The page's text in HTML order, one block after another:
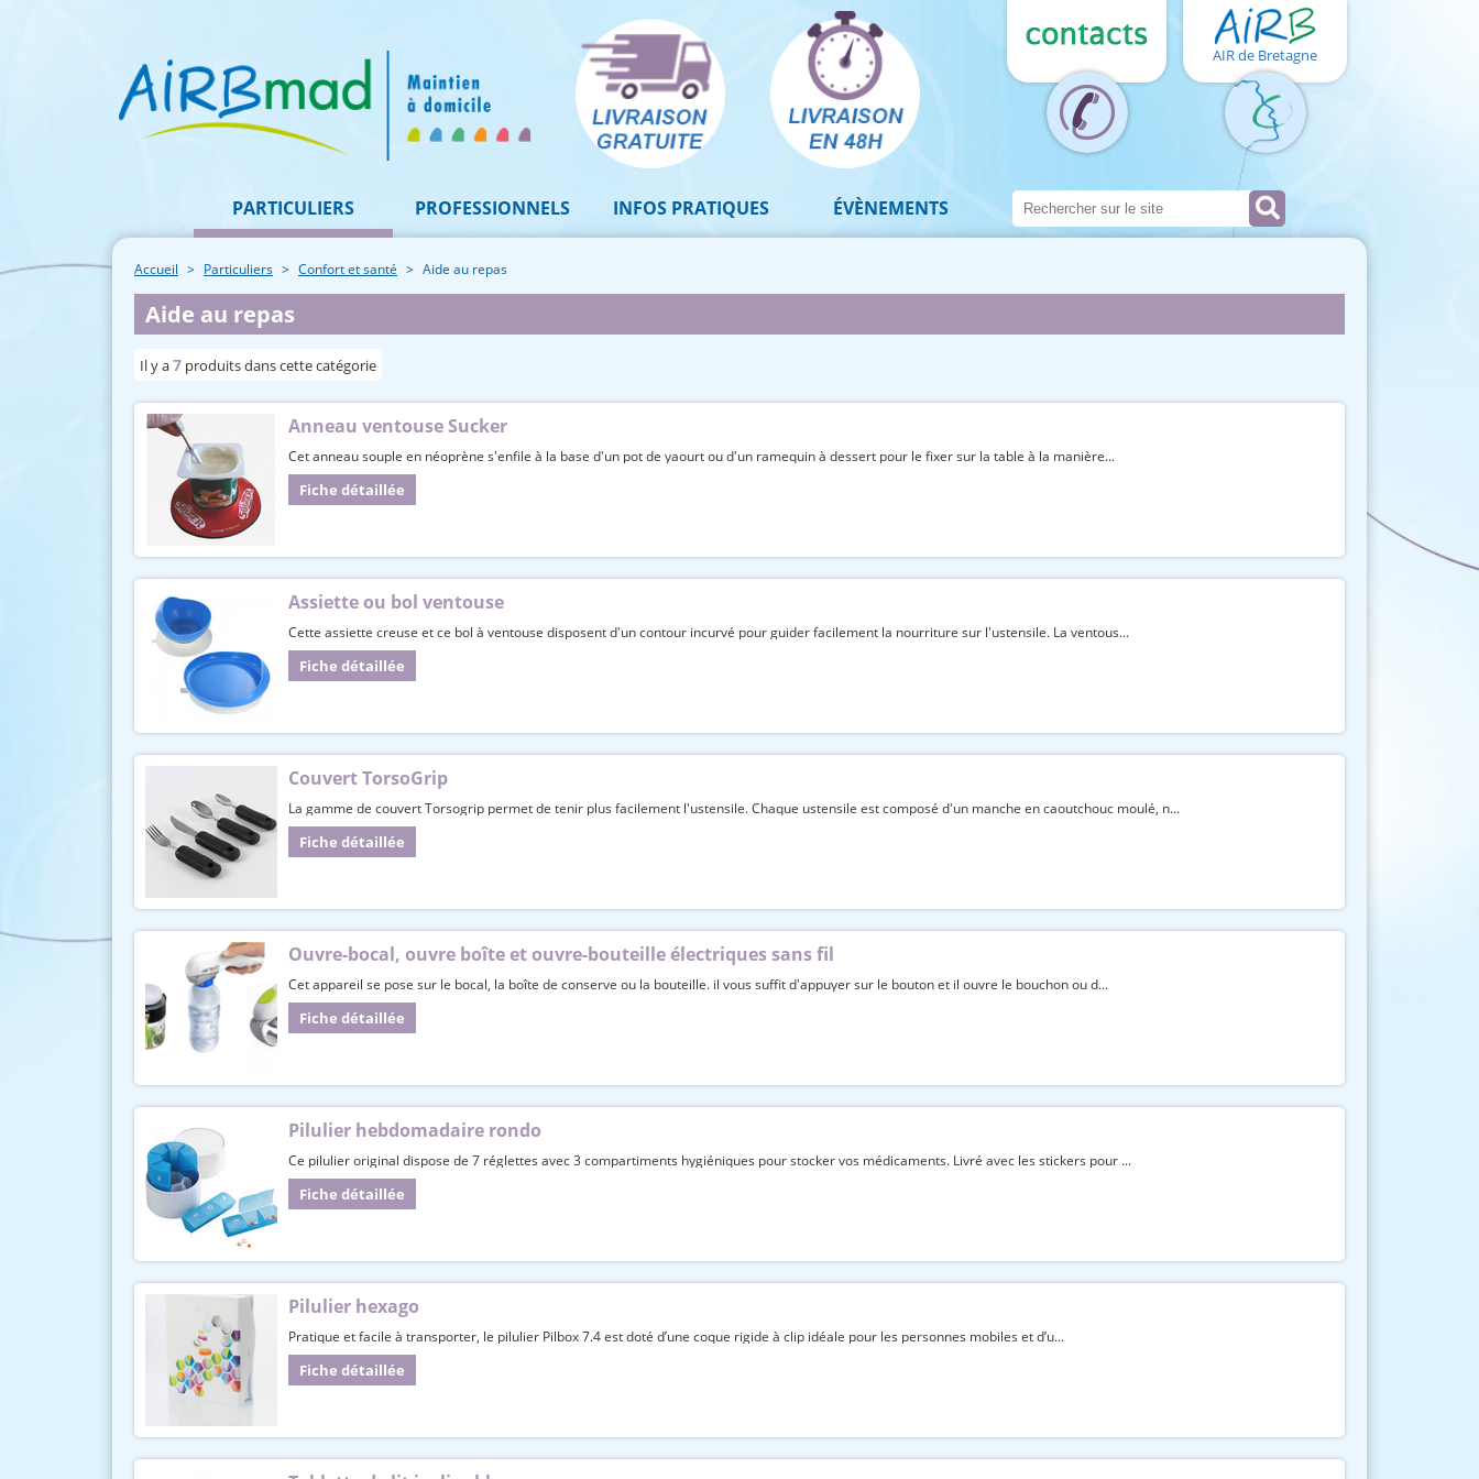
AIR de Bretagne
PARTICULIERS PROFESSIONNELS INFOS PRATIQUES ÉVÈNEMENTS
Accueil Particuliers Confort et santé Aide au repas
Aide au repas
Il y a7 produits dans cette catégorie
Anneau ventouse Sucker
Cet anneau souple en néoprène s'enfile à la base d'un pot de yaourt ou d'un ramequin à dessert pour le fixer sur la table à la manière...
Fiche détaillée
Assiette ou bol ventouse
Cette assiette creuse et ce bol à ventouse disposent d'un contour incurvé pour guider facilement la nourriture sur l'ustensile. La ventous...
Fiche détaillée
Couvert TorsoGrip
La gamme de couvert Torsogrip permet de tenir plus facilement l'ustensile. Chaque ustensile est composé d'un manche en caoutchouc moulé, n...
Fiche détaillée
Ouvre-bocal, ouvre boîte et ouvre-bouteille électriques sans fil
Cet appareil se pose sur le bocal, la boîte de conserve ou la bouteille. il vous suffit d'appuyer sur le bouton et il ouvre le bouchon ou d...
Fiche détaillée
Pilulier hebdomadaire rondo
Ce pilulier original dispose de 7 réglettes avec 3 compartiments hygiéniques pour stocker vos médicaments. Livré avec les stickers pour ...
Fiche détaillée
Pilulier hexago
Pratique et facile à transporter, le pilulier Pilbox 7.4 est doté d’une coque rigide à clip idéale pour les personnes mobiles et d’u...
Fiche détaillée